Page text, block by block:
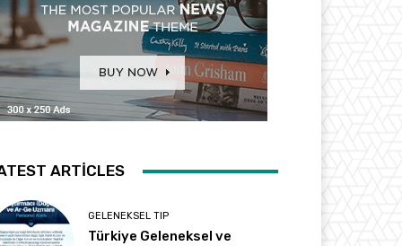
ARTICLES
GELENEKSEL TIP
Türkiye Geleneksel ve